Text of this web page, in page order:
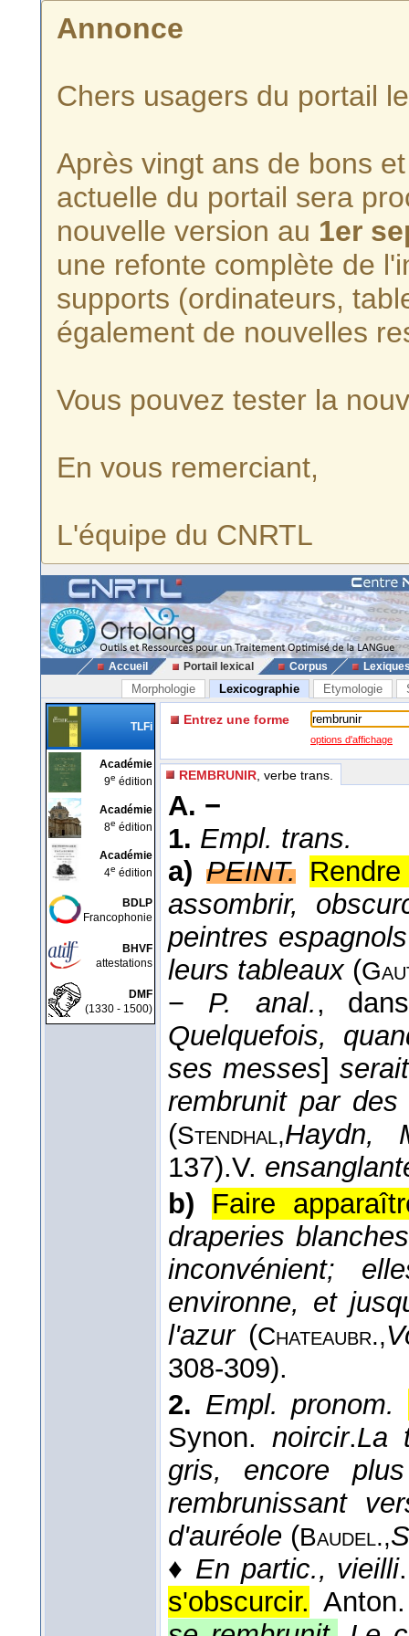
Annonce
Chers usagers du portail
Après vingt ans de bons
actuelle du portail sera
nouvelle version au 1er
une refonte complète de
supports (ordinateurs,
également de nouvelles
Vous pouvez tester la
En vous remerciant,
L'équipe du CNRTL
Accueil Portail lexical Corpus
Morphologie Lexicographie Etymologie
TLFi
Académie
9e édition
Académie
8e édition
Académie
4e édition
BDLP
Francophonie
BHVF
attestations
DMF
(1330 - 1500)
Entrez une forme
options d'affichage
REMBRUNIR , verbe trans.
A. −
1. Empl. trans.
a) PEINT.
assombrir,
peintres
leurs tableaux(
− P. anal.,
Quelquefois,
ses messes]
rembrunit par
(Stendhal,Haydn,
137).V.
b)
Faire
draperies
inconvénient;
environne, et
l'azur(Chateaubr.,
308-309).
2. Empl. pronom.
Synon. noircir.La
gris, encore
rembrunissant
d'auréole (Baudel.,
♦ En partic., vieilli.
s'obscurcir.